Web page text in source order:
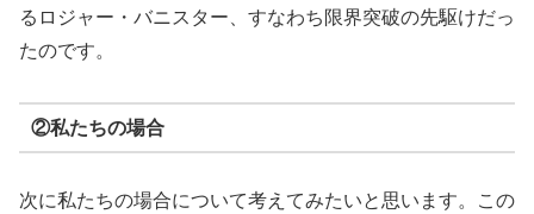
るロジャー・バニスター、すなわち限界突破の先駆けだっ
たのです。
②私たちの場合
次に私たちの場合について考えてみたいと思います。この